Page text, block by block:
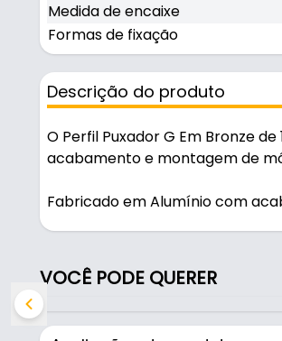
Medida de encaixe
Formas de fixação
Descrição do produto
O Perfil Puxador G Em Bronze
acabamento e montagem de
Fabricado em Alumínio com
Características:
- Marca: Dmt
- Material: Alumínio
VOCÊ PODE QUERER